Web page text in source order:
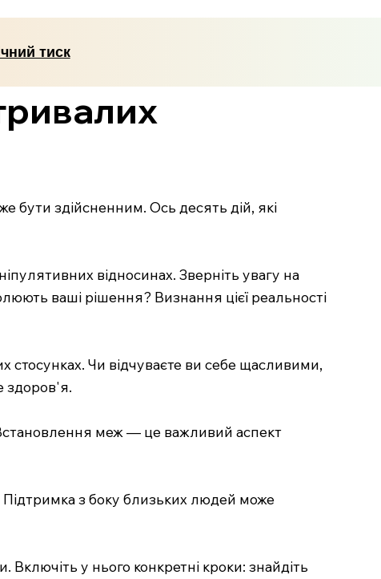
тиск
бути здійсненним. Ось десять дій, які
відносинах. Зверніть увагу на
ваші рішення? Визнання цієї реальності
стосунках. Чи відчуваєте ви себе щасливими,
здоров'я.
Встановлення меж — це важливий аспект
з боку близьких людей може
у нього конкретні кроки: знайдіть